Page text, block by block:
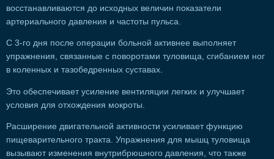
восстанавливаются до исходных величин показатели
артериального давления и частоты пульса.
С 3-го дня после операции больной активнее выполняет
упражнения, связанные с поворотами туловища, сгибанием ног
в коленных и тазобедренных суставах.
Это обеспечивает усиление вентиляции легких и улучшает
условия для отхождения мокроты.
Расширение двигательной активности усиливает функцию
пищеварительного тракта. Упражнения для мышц туловища
вызывают изменения внутрибрюшного давления, что также